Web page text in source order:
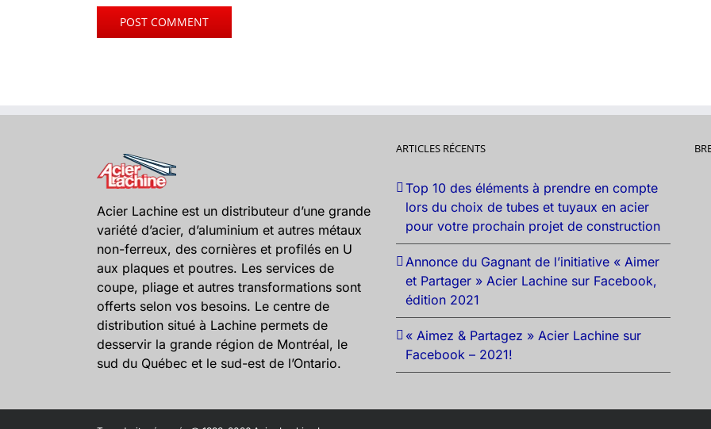
Acier Lachine est un distributeur d’une grande
variété d’acier, d’aluminium et autres métaux
non-ferreux, des cornières et profilés en U
aux plaques et poutres. Les services de
coupe, pliage et autres transformations sont
offerts selon vos besoins. Le centre de
distribution situé à Lachine permets de
desservir la grande région de Montréal, le
sud du Québec et le sud-est de l’Ontario.
ARTICLES RÉCENTS
Top 10 des éléments à prendre en compte
lors du choix de tubes et tuyaux en acier
pour votre prochain projet de construction
Annonce du Gagnant de l’initiative « Aimer
et Partager » Acier Lachine sur Facebook,
édition 2021
« Aimez & Partagez » Acier Lachine sur
Facebook – 2021!